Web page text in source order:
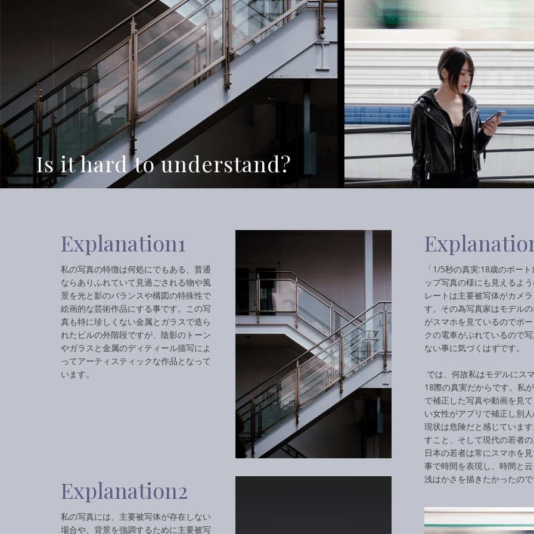
Is it hard to understand?
Explanation1
私の写真の特徴は何処にでもある、普通
ならありふれていて見過ごされる物や風
景を光と影のバランスや構図の特殊性で
絵画的な芸術作品にする事です。この写
真も特に珍しくない金属とガラスで造ら
れたビルの外階段ですが、陰影のトーン
やガラスと金属のディティール描写によ
ってアーティスティックな作品となって
います。
Explanation2
私の写真には、主要被写体が存在しない
場合や、背景を強調するために主要被写
「1/5秒の真実:18歳のポー
ップ写真の様にも見えるよ
レートは主要被写体がカメ
す。その為写真家はモデル
がスマホを見ているのでポ
クの電車がぶれているので
ない事に気づくはずです。
では、何故私はモデルにス
18際の真実だからです。私
で補正した写真や動画を見
い女性がアプリで補正し別
現状は危険だと感じていま
すこと、そして現代の若者
日本の若者は常にスマホを
事で時間を表現し、時間と
浅はかさを描きたかったの